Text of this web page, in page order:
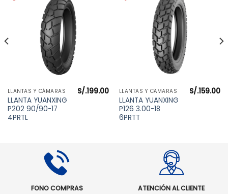
LLANTAS Y CÁMARAS
LLANTA YUANXING
P202 90/90-17
4PRTL
S/.199.00 LLANTAS Y CÁMARAS
LLANTA YUANXING
P126 3.00-18
6PRTT
S/.159.00
FONO COMPRAS
ATENCIÓN AL CLIENTE